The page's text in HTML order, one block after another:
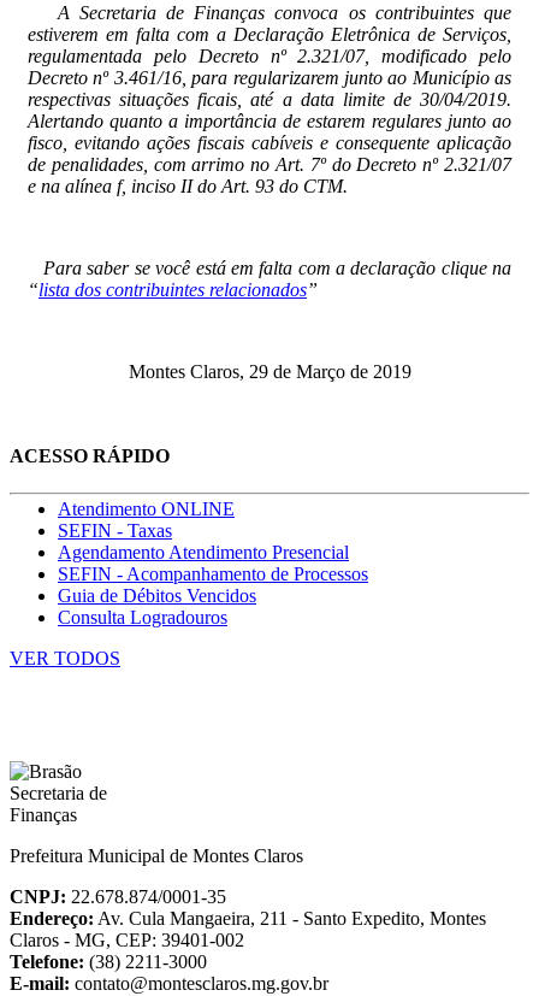
A Secretaria de Finanças convoca os contribuintes que
estiverem em falta com a Declaração Eletrônica de Serviços,
regulamentada pelo Decreto nº 2.321/07, modificado pelo
Decreto nº 3.461/16, para regularizarem junto ao Município as
respectivas situações ficais, até a data limite de 30/04/2019.
Alertando quanto a importância de estarem regulares junto ao
fisco, evitando ações fiscais cabíveis e consequente aplicação
de penalidades, com arrimo no Art. 7º do Decreto nº 2.321/07
e na alínea f, inciso II do Art. 93 do CTM.
Para saber se você está em falta com a declaração clique na
“lista dos contribuintes relacionados”
Montes Claros, 29 de Março de 2019
ACESSO RÁPIDO
Atendimento ONLINE
SEFIN - Taxas
Agendamento Atendimento Presencial
SEFIN - Acompanhamento de Processos
Guia de Débitos Vencidos
Consulta Logradouros
VER TODOS
Prefeitura Municipal de Montes Claros
CNPJ: 22.678.874/0001-35
Endereço: Av. Cula Mangaeira, 211 - Santo Expedito, Montes
Claros - MG, CEP: 39401-002
Telefone: (38) 2211-3000
E-mail: contato@montesclaros.mg.gov.br